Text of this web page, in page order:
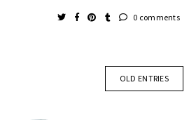
0 comments
OLD ENTRIES